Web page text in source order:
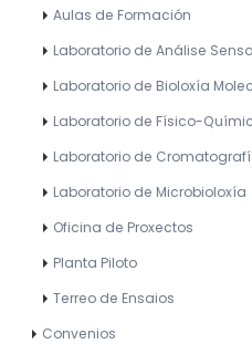
Aulas de Formación
Laboratorio de Análise
Laboratorio de Bioloxía
Laboratorio de Físico-
Laboratorio de
Laboratorio de Microbioloxía
Oficina de Proxectos
Planta Piloto
Terreo de Ensaios
Convenios